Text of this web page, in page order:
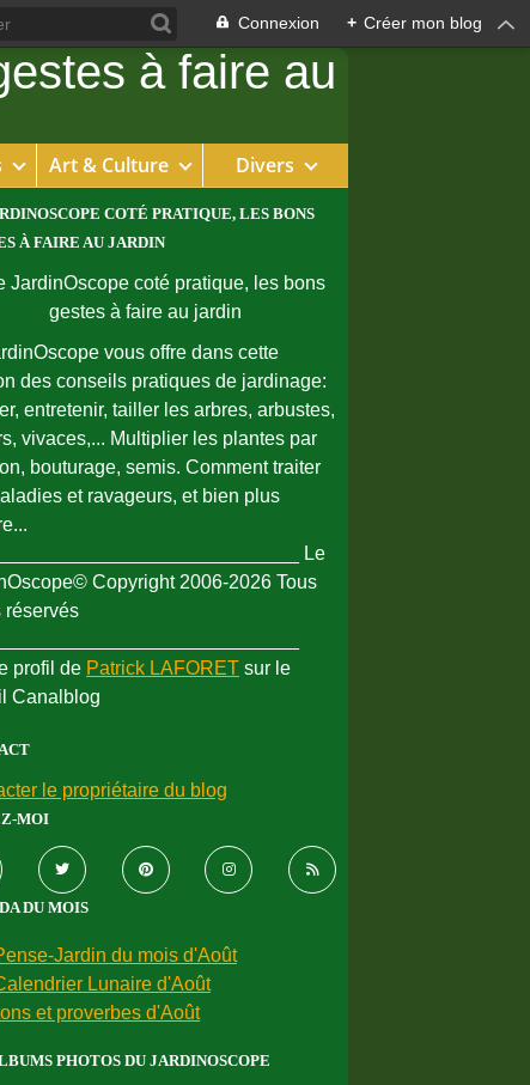
Connexion + Créer mon blog
Art & Culture Divers
COTÉ PRATIQUE, LES BONS
À FAIRE AU JARDIN
vous offre dans cette
des conseils pratiques de jardinage:
entretenir, tailler les arbres, arbustes,
vivaces,... Multiplier les plantes par
bouturage, semis. Comment traiter
et ravageurs, et bien plus
Le
Copyright 2006-2026 Tous
réservés
profil de Patrick LAFORET sur le
Canalblog
le propriétaire du blog
MOI
DU MOIS
Jardin du mois d'Août
Lunaire d'Août
et proverbes d'Août
PHOTOS DU JARDINOSCOPE